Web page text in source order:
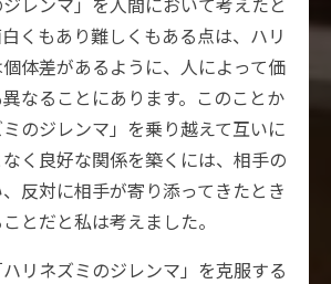
くもあり難しくもある点は、ハリ
体差があるように、人によって価
なることにあります。このことか
のジレンマ」を乗り越えて互いに
く良好な関係を築くには、相手の
反対に相手が寄り添ってきたとき
とだと私は考えました。
リネズミのジレンマ」を克服する